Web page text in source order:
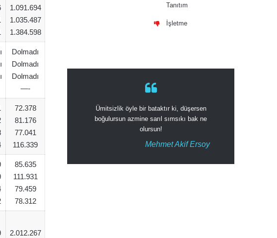
1.091.694
1.035.487
1.384.598
Dolmadı
Dolmadı
Dolmadı
—-
72.378
81.176
77.041
116.339
85.635
111.931
79.459
78.312
2.012.267
Tanıtım
İşletme
Ümitsizlik öyle bir bataktır ki, düşersen
boğulursun azmine sarıl sımsıkı bak ne
olursun!
Mehmet Akif Ersoy